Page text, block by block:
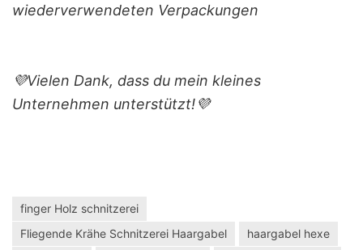
wiederverwendeten Verpackungen
💜Vielen Dank, dass du mein kleines
Unternehmen unterstützt!💜
finger Holz schnitzerei
Fliegende Krähe Schnitzerei Haargabel
haargabel hexe